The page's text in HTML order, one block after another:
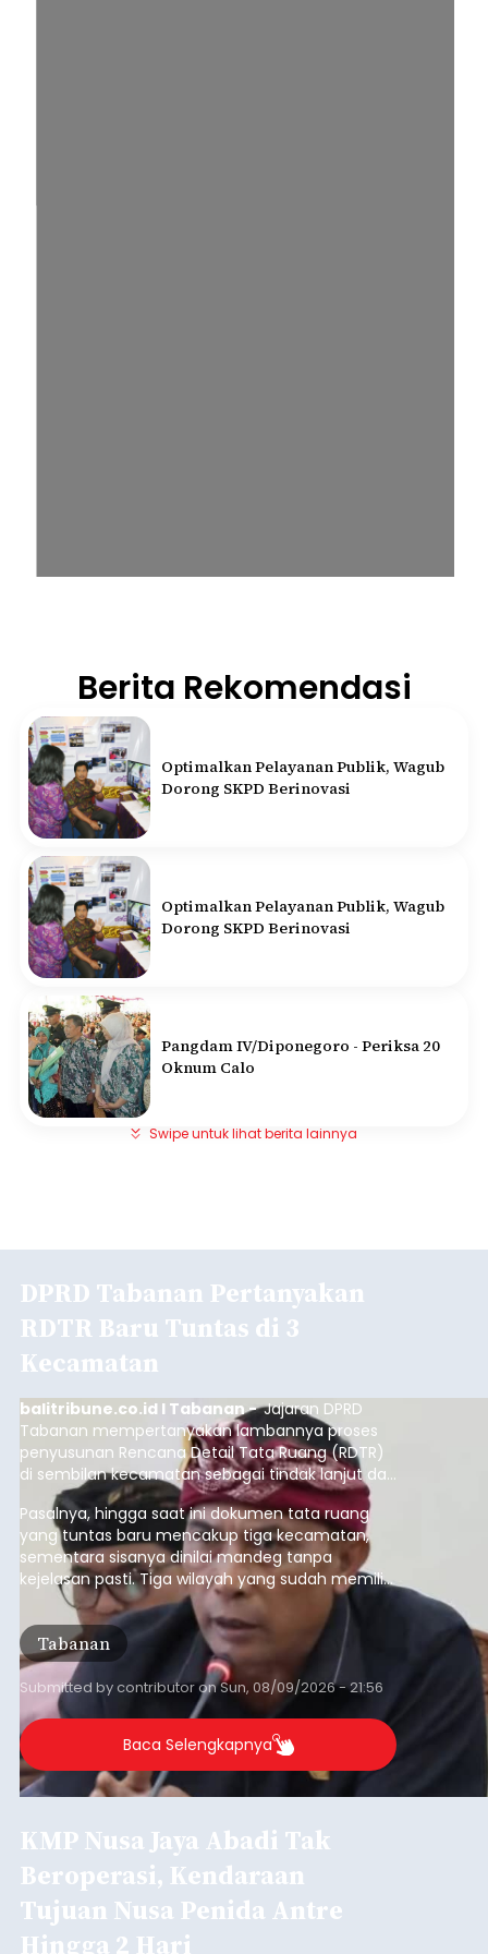
Berita Rekomendasi
Optimalkan Pelayanan Publik, Wagub
Dorong SKPD Berinovasi
Optimalkan Pelayanan Publik, Wagub
Dorong SKPD Berinovasi
Pangdam IV/Diponegoro - Periksa 20
Oknum Calo
Swipe untuk lihat berita lainnya
DPRD Tabanan Pertanyakan
RDTR Baru Tuntas di 3
Kecamatan
balitribune.co.id I Tabanan -Jajaran DPRD
Tabanan mempertanyakan lambannya proses
penyusunan Rencana Detail Tata Ruang (RDTR)
di sembilan kecamatan sebagai tindak lanjut dari
pelaksanaan RTRW.
Pasalnya, hingga saat ini dokumen tata ruang
yang tuntas baru mencakup tiga kecamatan,
sementara sisanya dinilai mandeg tanpa
kejelasan pasti. Tiga wilayah yang sudah memiliki
RDTR tersebut meliputi Kecamatan Kediri,
Tabanan, dan Selemadeg Barat.
Tabanan
Submitted bycontributoronSun, 08/09/2026 - 21:56
Baca Selengkapnya
KMP Nusa Jaya Abadi Tak
Beroperasi, Kendaraan
Tujuan Nusa Penida Antre
Hingga 2 Hari